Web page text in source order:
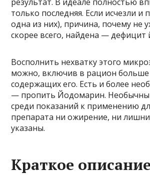
только последняя. Если исчезли и
одна из них), причина, почему не
скорее всего, найдена — дефицит
Восполнить нехватку этого
можно, включив в рацион больше
содержащих его. Есть и более
— пропить Йодомарин.
среди показаний к применению
препарата ни ожирение, ни
указаны.
Краткое описание